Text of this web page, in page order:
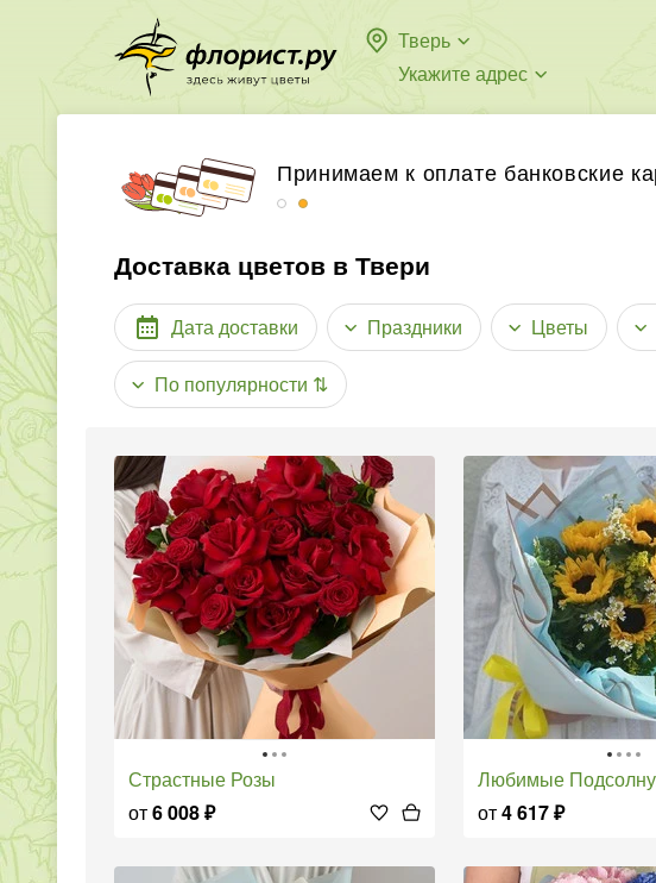
Тверь
Укажите адрес
Бесплатная доставка в пределах
Принимаем к оплате банковские
Доставка цветов в Твери
Дата доставки Праздники Цветы
По популярности ⇅
Страстные Розы
от6 008₽
Любимые
от4 617₽